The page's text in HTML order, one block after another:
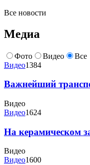
Все новости
Медиа
Фото Видео
Все
Видео1384
Важнейший
Видео
Видео1624
На керамическом
Видео
Видео1600